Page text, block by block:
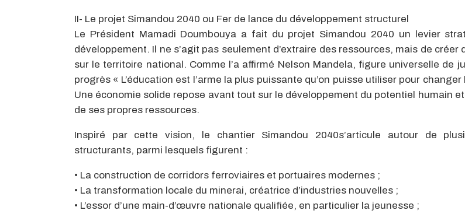
II- Le projet Simandou 2040 ou Fer de lance du développement structurel
Le Président Mamadi Doumbouya a fait du projet Simandou 2040 un levier
développement. Il ne s’agit pas seulement d’extraire des ressources, mais de créer
sur le territoire national. Comme l’a affirmé Nelson Mandela, figure universelle de
progrès « L’éducation est l’arme la plus puissante qu’on puisse utiliser pour changer
Une économie solide repose avant tout sur le développement du potentiel humain
de ses propres ressources.
Inspiré par cette vision, le chantier Simandou 2040s’articule autour de
structurants, parmi lesquels figurent :
• La construction de corridors ferroviaires et portuaires modernes ;
• La transformation locale du minerai, créatrice d’industries nouvelles ;
• L’essor d’une main-d’œuvre nationale qualifiée, en particulier la jeunesse ;